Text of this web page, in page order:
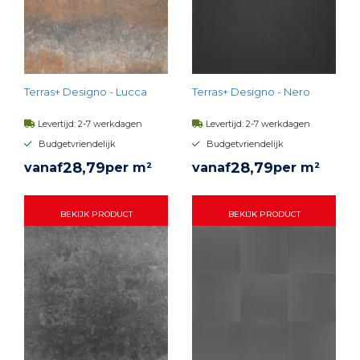
Terras+ Designo - Lucca
Levertijd: 2-7 werkdagen
Budgetvriendelijk
vanaf28,79per m²
BEKIJK PRODUCT
Terras+ Designo - Nero
Levertijd: 2-7 werkdagen
Budgetvriendelijk
vanaf28,79per m²
BEKIJK PRODUCT